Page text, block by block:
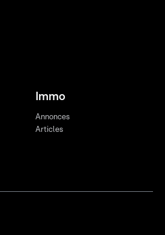
Immo
Annonces
Articles